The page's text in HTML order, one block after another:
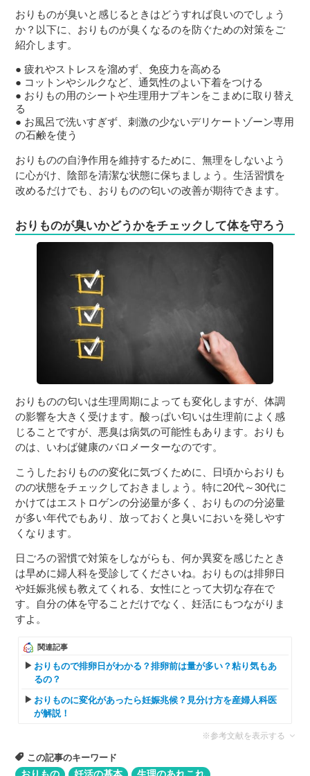
おりものが臭いと感じるときはどうすれば良いのでしょう
か？以下に、おりものが臭くなるのを防ぐための対策をご
紹介します。
疲れやストレスを溜めず、免疫力を高める
コットンやシルクなど、通気性のよい下着をつける
おりもの用のシートや生理用ナプキンをこまめに取り替え
る
お風呂で洗いすぎず、刺激の少ないデリケートゾーン専用
の石鹸を使う
おりものの自浄作用を維持するために、無理をしないよう
に心がけ、陰部を清潔な状態に保ちましょう。生活習慣を
改めるだけでも、おりものの匂いの改善が期待できます。
おりものが臭いかどうかをチェックして体を守ろう
おりものの匂いは生理周期によっても変化しますが、体調
の影響を大きく受けます。酸っぱい匂いは生理前によく感
じることですが、悪臭は病気の可能性もあります。おりも
のは、いわば健康のバロメーターなのです。
こうしたおりものの変化に気づくために、日頃からおりも
のの状態をチェックしておきましょう。特に20代～30代に
かけてはエストロゲンの分泌量が多く、おりものの分泌量
が多い年代でもあり、放っておくと臭いにおいを発しやす
くなります。
日ごろの習慣で対策をしながらも、何か異変を感じたとき
は早めに婦人科を受診してくださいね。おりものは排卵日
や妊娠兆候も教えてくれる、女性にとって大切な存在で
す。自分の体を守ることだけでなく、妊活にもつながりま
すよ。
関連記事
おりもので排卵日がわかる？排卵前は量が多い？粘り気もあ
るの？
おりものに変化があったら妊娠兆候？見分け方を産婦人科医
が解説！
※参考文献を表示する
この記事のキーワード